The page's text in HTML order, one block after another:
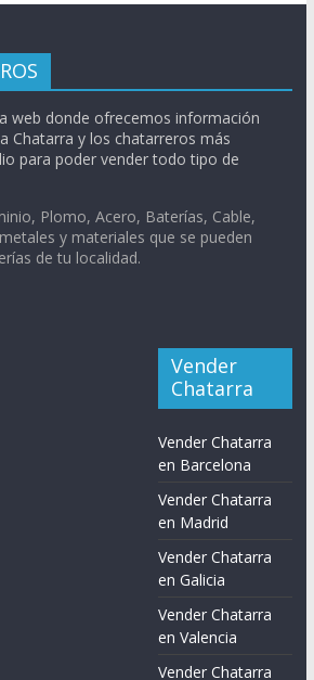
web donde ofrecemos información
Chatarra y los chatarreros más
para poder vender todo tipo de
Plomo, Acero, Baterías, Cable,
y materiales que se pueden
de tu localidad.
Vender
Chatarra
Vender Chatarra
en Barcelona
Vender Chatarra
en Madrid
Vender Chatarra
en Galicia
Vender Chatarra
en Valencia
Vender Chatarra